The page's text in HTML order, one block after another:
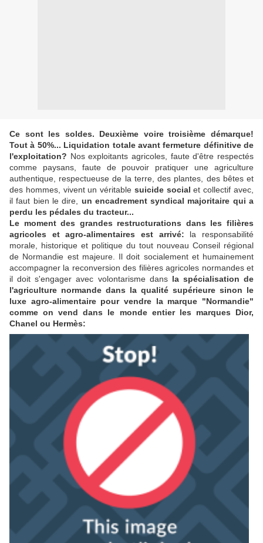
Ce sont les soldes. Deuxième voire troisième démarque!
Tout à 50%... Liquidation totale avant fermeture définitive de
l'exploitation? Nos exploitants agricoles, faute d'être respectés
comme paysans, faute de pouvoir pratiquer une agriculture
authentique, respectueuse de la terre, des plantes, des bêtes et
des hommes, vivent un véritable suicide social et collectif avec,
il faut bien le dire, un encadrement syndical majoritaire qui a
perdu les pédales du tracteur...
Le moment des grandes restructurations dans les filières
agricoles et agro-alimentaires est arrivé: la responsabilité
morale, historique et politique du tout nouveau Conseil régional
de Normandie est majeure. Il doit socialement et humainement
accompagner la reconversion des filières agricoles normandes et
il doit s'engager avec volontarisme dansla spécialisation de
l'agriculture normande dans la qualité supérieure sinon le
luxe agro-alimentaire pour vendre la marque "Normandie"
comme on vend dans le monde entier les marques Dior,
Chanel ou Hermès: